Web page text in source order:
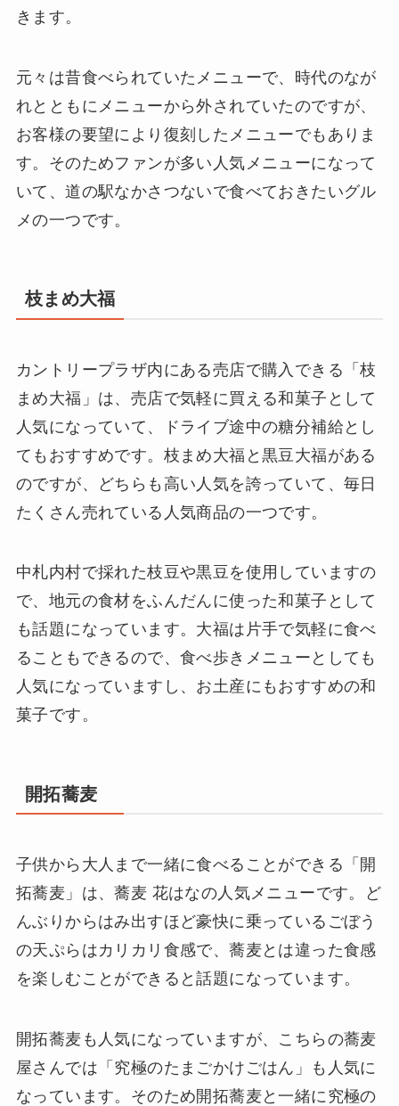
きます。
元々は昔食べられていたメニューで、時代のなが
れとともにメニューから外されていたのですが、
お客様の要望により復刻したメニューでもありま
す。そのためファンが多い人気メニューになって
いて、道の駅なかさつないで食べておきたいグル
メの一つです。
枝まめ大福
カントリープラザ内にある売店で購入できる「枝
まめ大福」は、売店で気軽に買える和菓子として
人気になっていて、ドライブ途中の糖分補給とし
てもおすすめです。枝まめ大福と黒豆大福がある
のですが、どちらも高い人気を誇っていて、毎日
たくさん売れている人気商品の一つです。
中札内村で採れた枝豆や黒豆を使用していますの
で、地元の食材をふんだんに使った和菓子として
も話題になっています。大福は片手で気軽に食べ
ることもできるので、食べ歩きメニューとしても
人気になっていますし、お土産にもおすすめの和
菓子です。
開拓蕎麦
子供から大人まで一緒に食べることができる「開
拓蕎麦」は、蕎麦 花はなの人気メニューです。ど
んぶりからはみ出すほど豪快に乗っているごぼう
の天ぷらはカリカリ食感で、蕎麦とは違った食感
を楽しむことができると話題になっています。
開拓蕎麦も人気になっていますが、こちらの蕎麦
屋さんでは「究極のたまごかけごはん」も人気に
なっています。そのため開拓蕎麦と一緒に究極の